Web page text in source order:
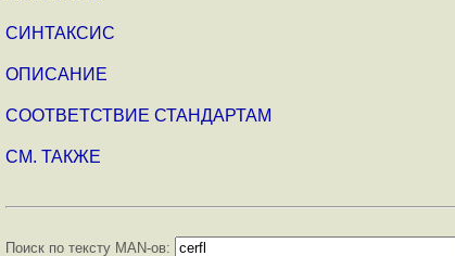
СИНТАКСИС
ОПИСАНИЕ
СООТВЕТСТВИЕ СТАНДАРТАМ
СМ. ТАКЖЕ
Поиск по тексту MAN-ов: